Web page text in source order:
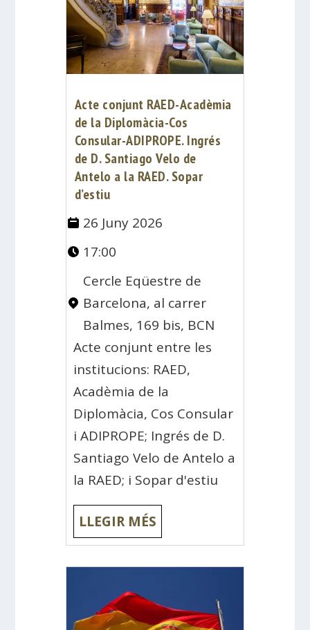
Acte conjunt RAED-Acadèmia
de la Diplomàcia-Cos
Consular-ADIPROPE. Ingrés
de D. Santiago Velo de
Antelo a la RAED. Sopar
d’estiu
26 Juny 2026
17:00
Cercle Eqüestre de
Barcelona, ​​al carrer
Balmes, 169 bis, BCN
Acte conjunt entre les
institucions: RAED,
Acadèmia de la
Diplomàcia, Cos Consular
i ADIPROPE; Ingrés de D.
Santiago Velo de Antelo a
la RAED; i Sopar d'estiu
LLEGIR MÉS